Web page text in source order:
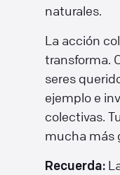
naturales.
La acción
transforma.
seres
ejemplo e
colectivas.
mucha más
Recuerda: